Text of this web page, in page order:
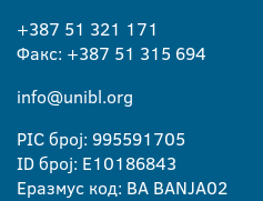
+387 51 321 171
Факс: +387 51 315 694
info@unibl.org
PIC број: 995591705
ID број: E10186843
Еразмус код: BA BANJA02